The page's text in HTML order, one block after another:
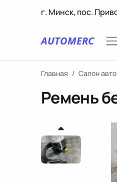
г. Минск, пос.
AUTOMERC
Главная / Салон авто
Ремень